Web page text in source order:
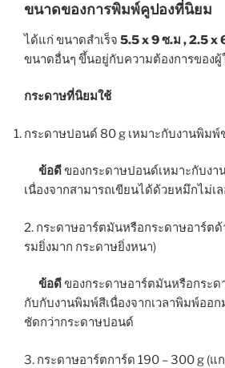
ขนาดของการพิมพ์คูปองที่นิยม
ได้แก่ ขนาดสำเร็จ 5.5 x 9 ซ.ม , 2.5 x
ขนาดอื่นๆ ขึ้นอยู่กับความต้องการของผู้
กระดาษที่นิยมใช้
กระดาษปอนด์ 80 g เหมาะกับงานพิม
ข้อดีของกระดาษปอนด์เหมาะกับงา
เนื่องจากสามารถเขียนได้ด้วยหมึกไม่เล
2. กระดาษอาร์ตมันหรือกระดาษอาร์ตด้
รมยิ่งมาก กระดาษยิ่งหนา)
ข้อดีของกระดาษอาร์ตมันหรือกระด
กับกับงานพิมพ์สีเนื่องจากเวลาพิมพ์ออ
ชัดกว่ากระดาษปอนด์
3. กระดาษอาร์ตการ์ด 190 – 300 g (แ